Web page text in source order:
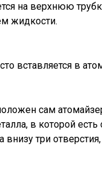
на верхнюю
жидкости.
вставляется в
сам
в которой
внизу три